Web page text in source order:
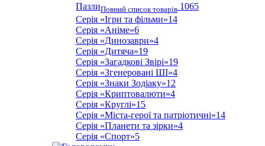
ПазлиПовний список товарів 1065
Серія «Ігри та фільми»14
Серія «Аніме»6
Серія «Динозаври»4
Серія «Дитяча»19
Серія «Загадкові Звірі»19
Серія «Згенеровані ШІ»4
Серія «Знаки Зодіаку»12
Серія «Криптовалюти»4
Серія «Круглі»15
Серія «Міста-герої та патріотичні»14
Серія «Планети та зірки»4
Серія «Спорт»5